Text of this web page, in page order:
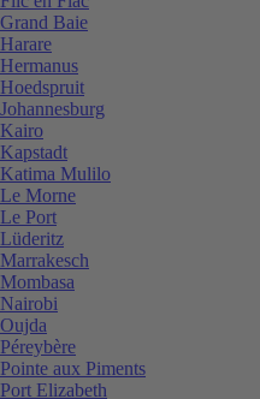
Grand Baie
Harare
Hermanus
Hoedspruit
Johannesburg
Kairo
Kapstadt
Katima Mulilo
Le Morne
Le Port
Lüderitz
Marrakesch
Mombasa
Nairobi
Oujda
Péreybère
Pointe aux Piments
Port Elizabeth